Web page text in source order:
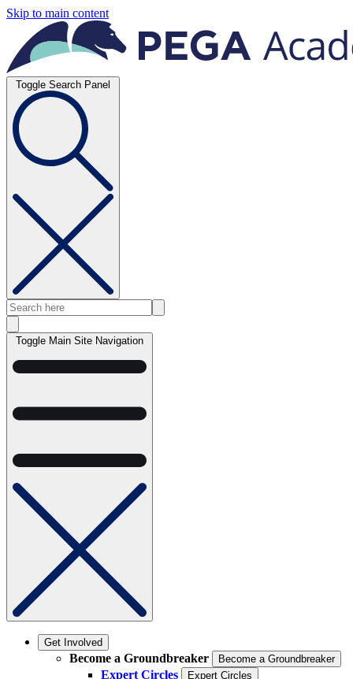
Skip to main content
Toggle Search Panel
Toggle Main Site Navigation
Get Involved
Become a Groundbreaker Become a Groundbreaker
Expert Circles Expert Circles